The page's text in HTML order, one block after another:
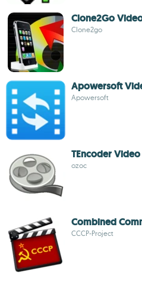
Clone2Go
Clone2go
Apowersoft
Apowersoft
TEncoder
ozoc
Combined
CCCP-Project